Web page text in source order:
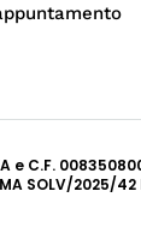
e C.F.
SOLV/2025/42